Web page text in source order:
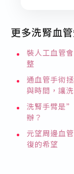
更多洗腎血
裝人工血管
整
通血管手術
與時間，讓
洗腎手臂是
辦？
元望周邊血
復的希望